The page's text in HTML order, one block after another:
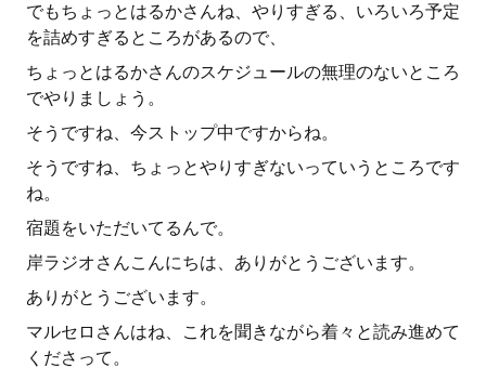
でもちょっとはるかさんね、やりすぎる、いろいろ予定
を詰めすぎるところがあるので、
ちょっとはるかさんのスケジュールの無理のないところ
でやりましょう。
そうですね、今ストップ中ですからね。
そうですね、ちょっとやりすぎないっていうところです
ね。
宿題をいただいてるんで。
岸ラジオさんこんにちは、ありがとうございます。
ありがとうございます。
マルセロさんはね、これを聞きながら着々と読み進めて
くださって。